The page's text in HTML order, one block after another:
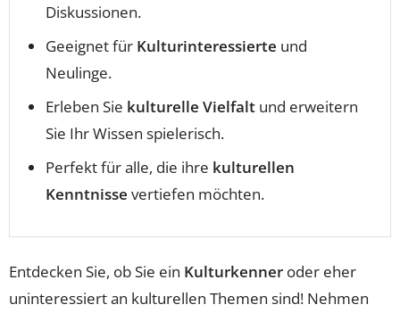
Diskussionen.
Geeignet für Kulturinteressierte und
Neulinge.
Erleben Sie kulturelle Vielfalt und erweitern
Sie Ihr Wissen spielerisch.
Perfekt für alle, die ihre kulturellen
Kenntnisse vertiefen möchten.
Entdecken Sie, ob Sie ein Kulturkenner oder eher
uninteressiert an kulturellen Themen sind! Nehmen